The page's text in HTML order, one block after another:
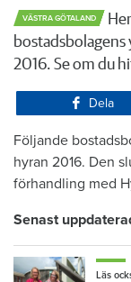
VÄSTRA GÖTALAND
2016. Se om du
Dela
Följande
hyran 2016. Den
förhandling med
Senast
Läs